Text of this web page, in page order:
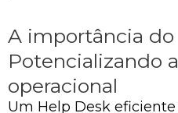
A importância do
Potencializando
operacional
Um Help Desk